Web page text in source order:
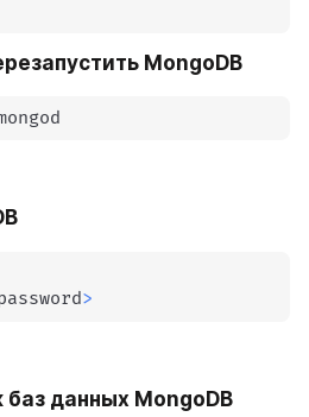
MongoDB
>
баз данных MongoDB